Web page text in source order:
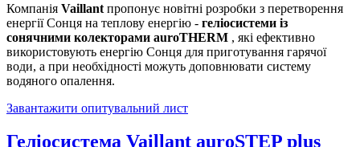
Компанія Vaillant пропонує новітні розробки з перетворення
енергії Сонця на теплову енергію - геліосистеми із
сонячними колекторами auroTHERM , які ефективно
використовують енергію Сонця для приготування гарячої
води, а при необхідності можуть доповнювати систему
водяного опалення.
Завантажити опитувальний лист
Геліосистема Vaillant auroSTEP plus